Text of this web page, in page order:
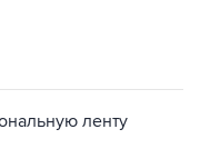
ленту